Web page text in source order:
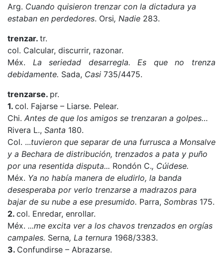
Arg. Cuando quisieron trenzar con la dictadura ya
estaban en perdedores. Orsi, Nadie 283.
trenzar. tr.
col. Calcular, discurrir, razonar.
Méx. La seriedad desarregla. Es que no trenza
debidamente. Sada, Casi 735/4475.
trenzarse. pr.
1. col. Fajarse – Liarse. Pelear.
Chi. Antes de que los amigos se trenzaran a golpes…
Rivera L., Santa 180.
Col. ...tuvieron que separar de una furrusca a Monsalve
y a Bechara de distribución, trenzados a pata y puño
por una resentida disputa... Rondón C., Cúidese.
Méx. Ya no había manera de eludirlo, la banda
desesperaba por verlo trenzarse a madrazos para
bajar de su nube a ese presumido. Parra, Sombras 175.
2. col. Enredar, enrollar.
Méx. ...me excita ver a los chavos trenzados en orgías
campales. Serna, La ternura 1968/3383.
3. Confundirse – Abrazarse.